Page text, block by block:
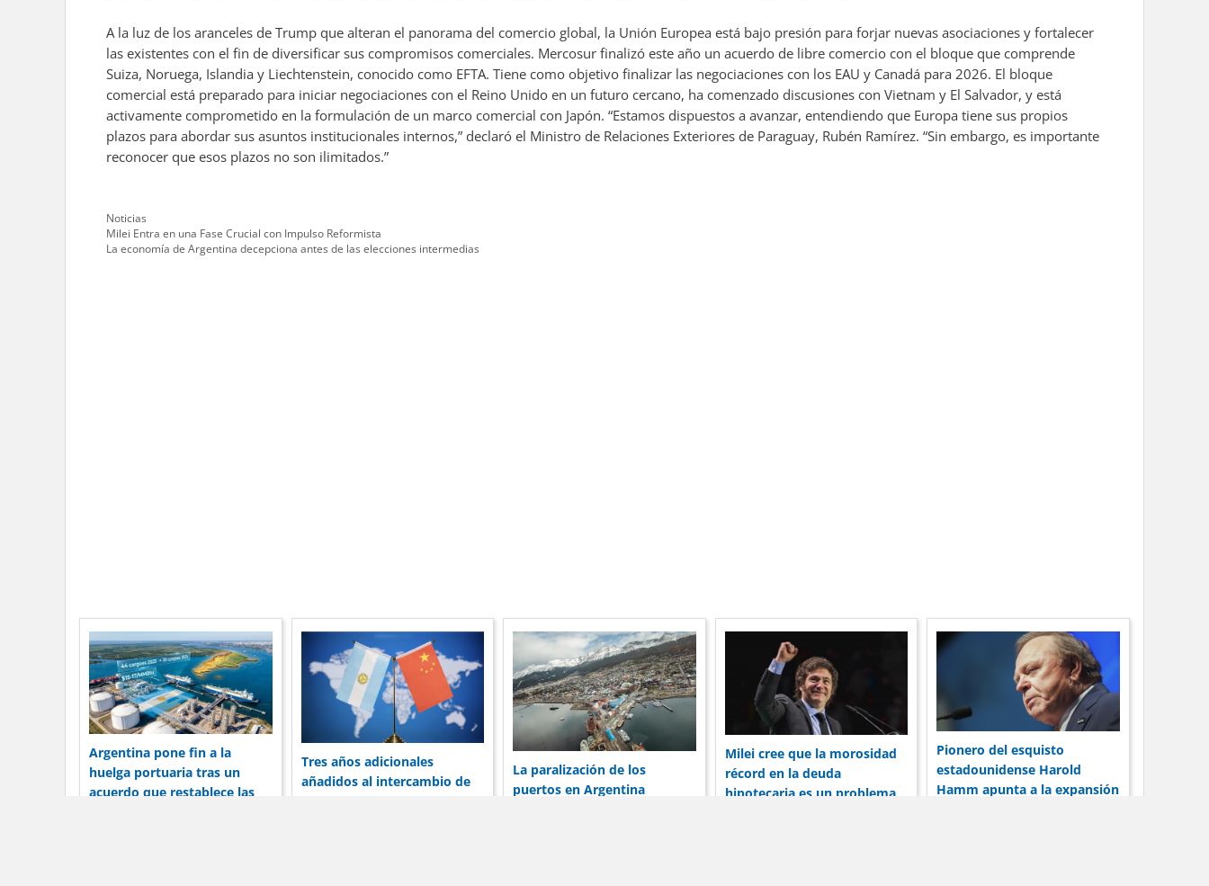
A la luz de los aranceles de Trump que alteran el panorama del comercio global, la Unión Europea está bajo presión para forjar nuevas asociaciones y fortalecer
las existentes con el fin de diversificar sus compromisos comerciales. Mercosur finalizó este año un acuerdo de libre comercio con el bloque que comprende
Suiza, Noruega, Islandia y Liechtenstein, conocido como EFTA. Tiene como objetivo finalizar las negociaciones con los EAU y Canadá para 2026. El bloque
comercial está preparado para iniciar negociaciones con el Reino Unido en un futuro cercano, ha comenzado discusiones con Vietnam y El Salvador, y está
activamente comprometido en la formulación de un marco comercial con Japón. “Estamos dispuestos a avanzar, entendiendo que Europa tiene sus propios
plazos para abordar sus asuntos institucionales internos,” declaró el Ministro de Relaciones Exteriores de Paraguay, Rubén Ramírez. “Sin embargo, es importante
reconocer que esos plazos no son ilimitados.”
Categories
Noticias
Milei Entra en una Fase Crucial con Impulso Reformista
La economía de Argentina decepciona antes de las elecciones intermedias
Argentina pone fin a la
huelga portuaria tras un
acuerdo que restablece las
Tres años adicionales
añadidos al intercambio de
La paralización de los
puertos en Argentina
Milei cree que la morosidad
récord en la deuda
hipotecaria es un problema
Pionero del esquisto
estadounidense Harold
Hamm apunta a la expansión